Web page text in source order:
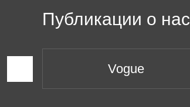
Публикации о нас
Vogue